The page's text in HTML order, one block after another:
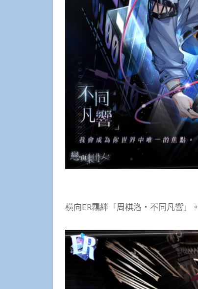
橫向ER羈絆「周棋洛・不同凡響」。